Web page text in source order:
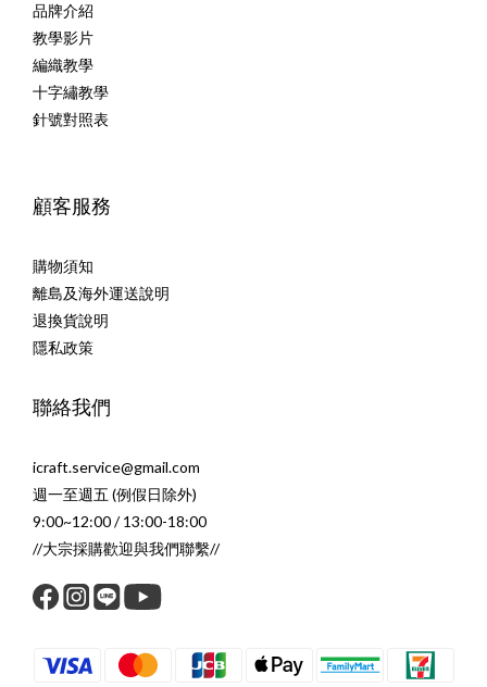
品牌介紹
教學影片
編織教學
十字繡教學
針號對照表
顧客服務
購物須知
離島及海外運送說明
退換貨說明
隱私政策
聯絡我們
icraft.service@gmail.com
週一至週五 (例假日除外)
9:00~12:00 / 13:00-18:00
//大宗採購歡迎與我們聯繫//